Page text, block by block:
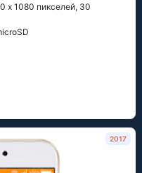
x 1080 пикселей, 30
2017